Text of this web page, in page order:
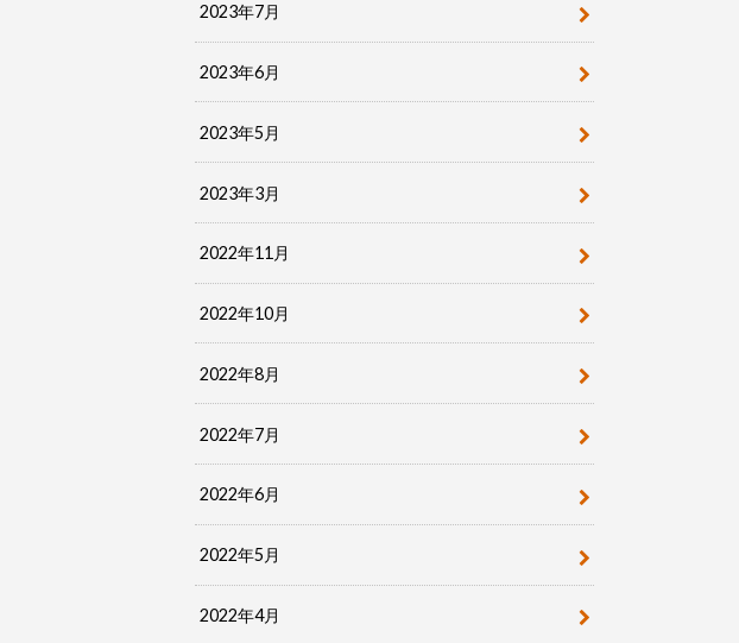
2023年7月
2023年6月
2023年5月
2023年3月
2022年11月
2022年10月
2022年8月
2022年7月
2022年6月
2022年5月
2022年4月